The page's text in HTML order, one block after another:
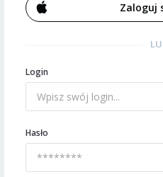
Zaloguj
Login
Hasło